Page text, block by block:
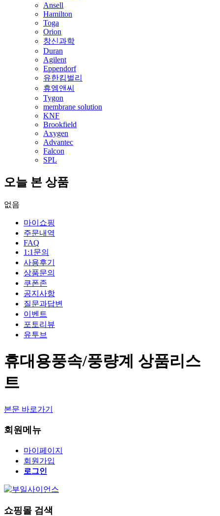
Ansell
Hamilton
Toga
Orion
창신과학
Duran
Agilent
Eppendorf
유한킴벌리
휴엠앤씨
Tygon
membrane solution
KNF
Brookfield
Axygen
Advantec
Falcon
SPL
오늘 본 상품
없음
마이쇼핑
주문내역
FAQ
1:1문의
사용후기
상품문의
쿠폰존
공지사항
질문과답변
이벤트
포토리뷰
유투브
휴대용풍속/풍량계 상품리스
트
본문 바로가기
회원메뉴
마이페이지
회원가입
로그인
쇼핑몰 검색